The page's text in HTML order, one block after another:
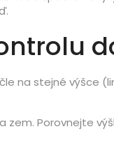
na stejné výšce
Porovnejte